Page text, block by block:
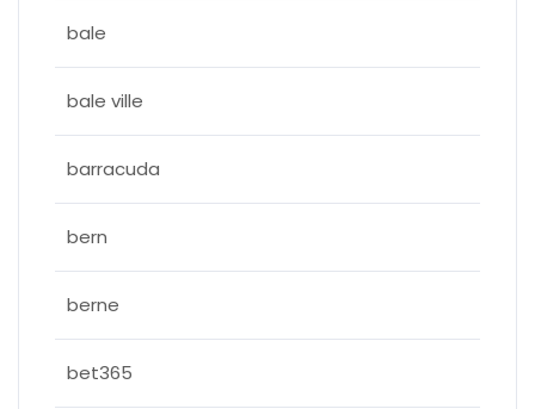
bale
bale ville
barracuda
bern
berne
bet365